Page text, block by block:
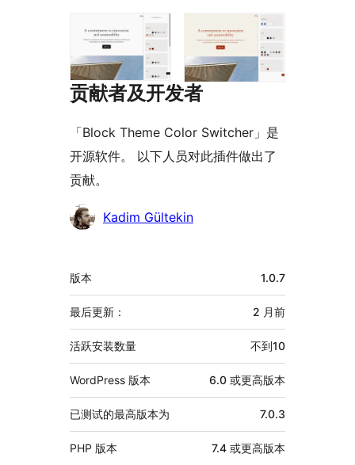
贡献者及开发者
「Block Theme Color Switcher」是
开源软件。 以下人员对此插件做出了
贡献。
贡
Kadim Gültekin
额
外
信
息
版本 1.0.7
最后更新： 2 月前
活跃安装数量 不到10
WordPress 版本 6.0 或更高版本
已测试的最高版本为 7.0.3
PHP 版本 7.4 或更高版本